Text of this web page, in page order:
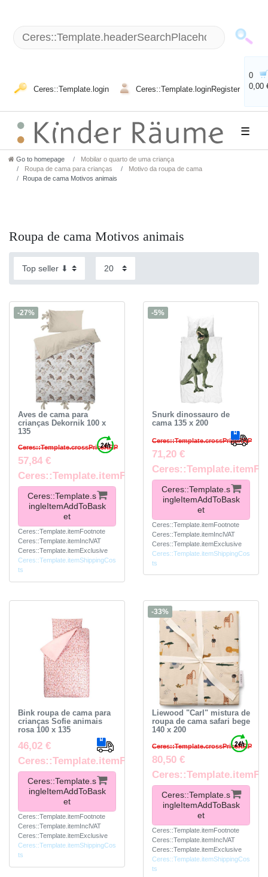
Ceres::Template.login Ceres::Template.loginRegister
0
0,00
☰
Go to homepage
Mobilar o quarto de uma criança
Roupa de cama para crianças
Motivo da roupa de cama
Roupa de cama Motivos animais
Roupa de cama Motivos animais
-27%
Aves de cama para
crianças Dekornik 100 x
135
Ceres::Template.crossPriceRRP
57,84 €
Ceres::Template.itemFootnote
Ceres::Template.s
ingleItemAddToBask
et
Ceres::Template.itemFootnote
Ceres::Template.itemInclVAT
Ceres::Template.itemExclusive
Ceres::Template.itemShippingCos
ts
-5%
Snurk dinossauro de
cama 135 x 200
Ceres::Template.crossPriceRRP
71,20 €
Ceres::Template.s
ingleItemAddToBask
et
Ceres::Template.itemFootnote
Ceres::Template.itemInclVAT
Ceres::Template.itemExclusive
Ceres::Template.itemShippingCos
ts
Bink roupa de cama para
crianças Sofie animais
rosa 100 x 135
46,02 €
Ceres::Template.itemFootnote
Ceres::Template.s
ingleItemAddToBask
et
Ceres::Template.itemFootnote
Ceres::Template.itemInclVAT
Ceres::Template.itemExclusive
Ceres::Template.itemShippingCos
ts
-33%
Liewood "Carl" mistura de
roupa de cama safari bege
140 x 200
Ceres::Template.crossPriceRRP
80,50 €
Ceres::Template.s
ingleItemAddToBask
et
Ceres::Template.itemFootnote
Ceres::Template.itemInclVAT
Ceres::Template.itemExclusive
Ceres::Template.itemShippingCos
ts